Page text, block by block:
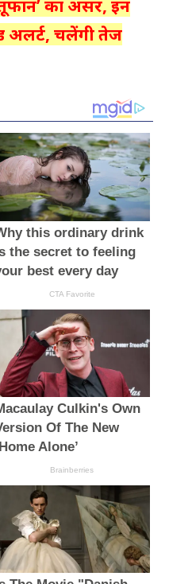
का असर, इन
अलर्ट, चलेंगी तेज